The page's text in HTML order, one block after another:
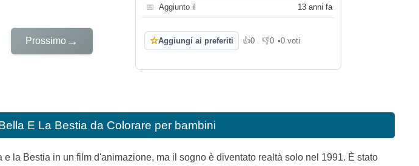
Prossimo →
📅 Aggiunto il 13 anni fa
☆Aggiungi ai preferiti 👍0
Mi piace
👎0
Non mi piace
•0 voti
E La Bestia da Colorare per bambini
la Bestia in un film d'animazione, ma il sogno è diventato realtà solo nel 1991. È stato